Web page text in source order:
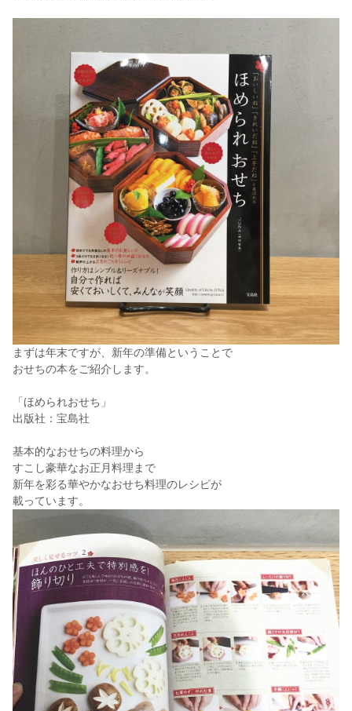
まずは年末ですが、新年の準備ということで
おせちの本をご紹介します。
「ほめられおせち」
出版社：宝島社
基本的なおせちの料理から
すこし豪華なお正月料理まで
新年を彩る華やかなおせち料理のレシピが
載っています。